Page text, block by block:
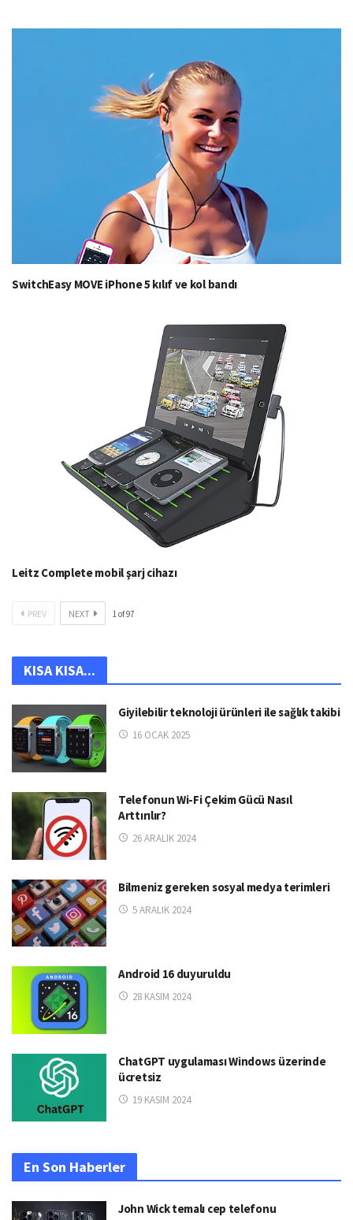
SwitchEasy MOVE iPhone 5 kılıf ve kol bandı
Leitz Complete mobil şarj cihazı
PREV NEXT 1of97
KISA KISA...
Giyilebilir teknoloji ürünleri ile sağlık takibi
16 OCAK 2025
Telefonun Wi-Fi Çekim Gücü Nasıl
Arttırılır?
26 ARALIK 2024
Bilmeniz gereken sosyal medya terimleri
5 ARALIK 2024
Android 16 duyuruldu
28 KASIM 2024
ChatGPT uygulaması Windows üzerinde
ücretsiz
19 KASIM 2024
En Son Haberler
John Wick temalı cep telefonu